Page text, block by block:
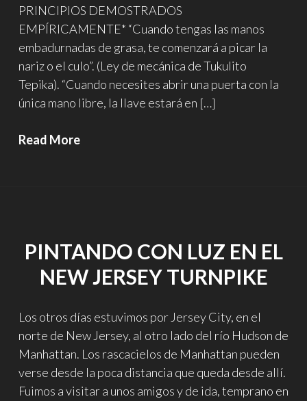
PRINCIPIOS DEMOSTRADOS
EMPÍRICAMENTE* “Cuando tengas las manos
embadurnadas de grasa, te comenzará a picar la
nariz o el culo”. (Ley de mecánica de Tukulito
Tepika). “Cuando necesites abrir una puerta con la
única mano libre, la llave estará en […]
Read MoreLeyes
PINTANDO CON LUZ EN EL
NEW JERSEY TURNPIKE
Los otros días estuvimos por Jersey City, en el
norte de New Jersey, al otro lado del río Hudson de
Manhattan. Los rascacielos de Manhattan pueden
verse desde la poca distancia que queda desde allí.
Fuimos a visitar a unos amigos y de ida, temprano en